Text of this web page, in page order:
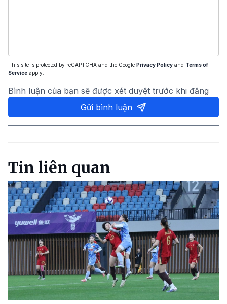
This site is protected by reCAPTCHA and the Google Privacy Policy and Terms of
Service apply.
Bình luận của bạn sẽ được xét duyệt trước khi đăng
Gửi bình luận
Tin liên quan